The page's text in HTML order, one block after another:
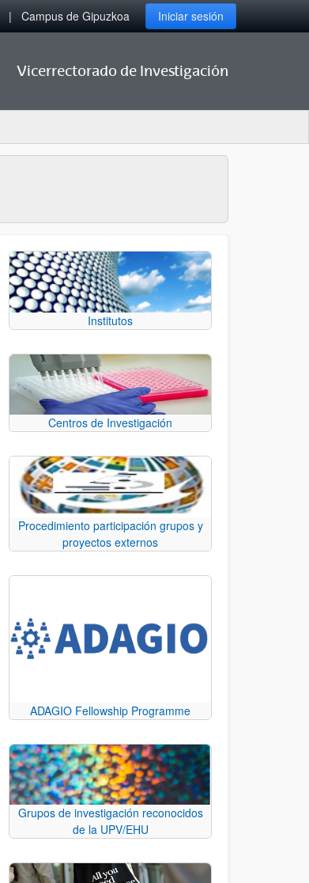
Campus de Gipuzkoa Iniciar sesión
Vicerrectorado de Investigación
Institutos
Centros de Investigación
Procedimiento participación grupos y
proyectos externos
ADAGIO Fellowship Programme
Grupos de investigación reconocidos
de la UPV/EHU